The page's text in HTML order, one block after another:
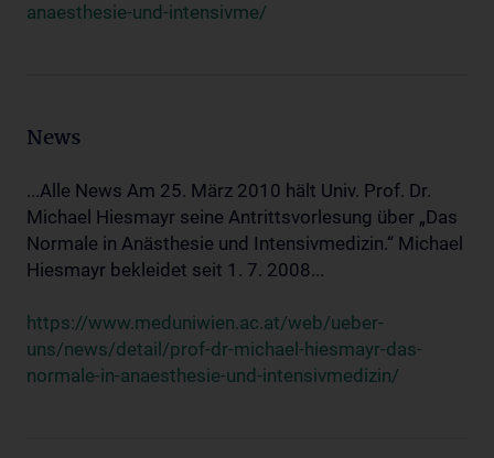
anaesthesie-und-intensivme/
News
...Alle News Am 25. März 2010 hält Univ. Prof. Dr.
Michael Hiesmayr seine Antrittsvorlesung über „Das
Normale in Anästhesie und Intensivmedizin.“ Michael
Hiesmayr bekleidet seit 1. 7. 2008...
https://www.meduniwien.ac.at/web/ueber-
uns/news/detail/prof-dr-michael-hiesmayr-das-
normale-in-anaesthesie-und-intensivmedizin/